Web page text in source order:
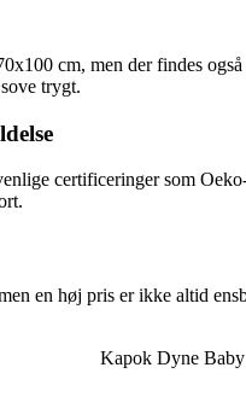
cm, men der findes
trygt.
certificeringer som
en høj pris er ikke altid
Kapok Dyne